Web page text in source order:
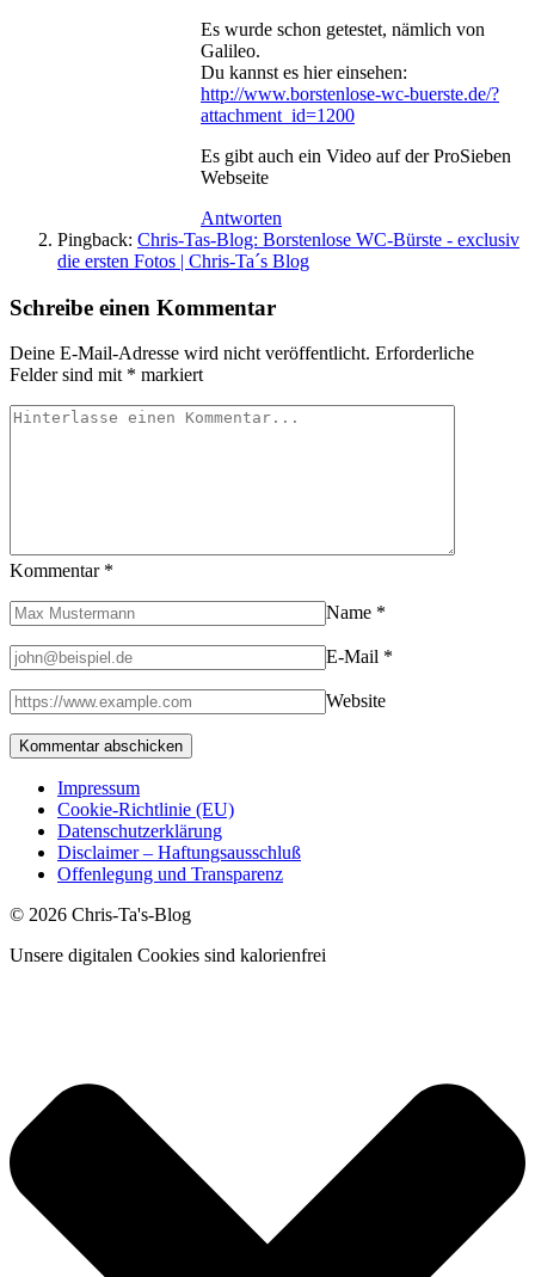
Es wurde schon getestet, nämlich von
Galileo.
Du kannst es hier einsehen:
http://www.borstenlose-wc-buerste.de/?
attachment_id=1200
Es gibt auch ein Video auf der ProSieben
Webseite
Antworten
Pingback: Chris-Tas-Blog: Borstenlose WC-Bürste - exclusiv
die ersten Fotos | Chris-Ta´s Blog
Schreibe einen Kommentar
Deine E-Mail-Adresse wird nicht veröffentlicht. Erforderliche
Felder sind mit * markiert
Kommentar *
Name *
E-Mail *
Website
Impressum
Cookie-Richtlinie (EU)
Datenschutzerklärung
Disclaimer – Haftungsausschluß
Offenlegung und Transparenz
© 2026 Chris-Ta's-Blog
Unsere digitalen Cookies sind kalorienfrei